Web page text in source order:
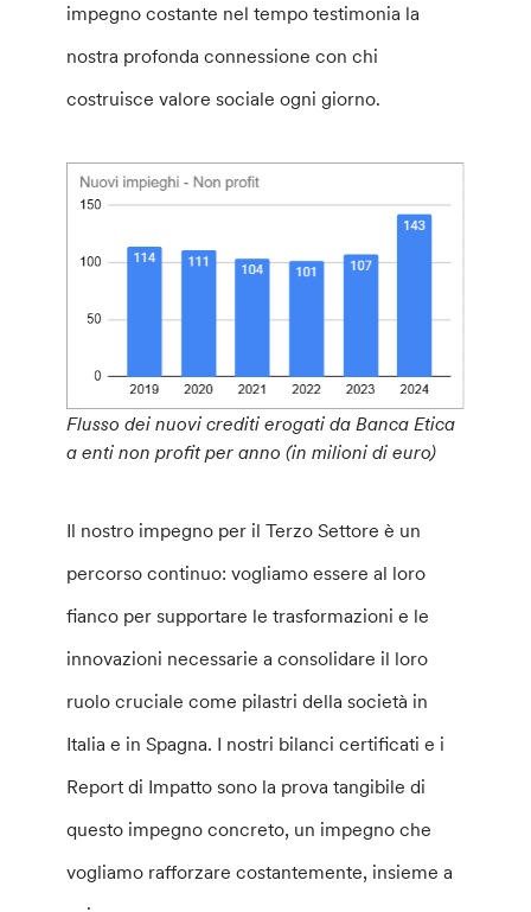
impegno costante nel tempo testimonia la
nostra profonda connessione con chi
costruisce valore sociale ogni giorno.
Flusso dei nuovi crediti erogati da Banca Etica
a enti non profit per anno (in milioni di euro)
Il nostro impegno per il Terzo Settore è un
percorso continuo: vogliamo essere al loro
fianco per supportare le trasformazioni e le
innovazioni necessarie a consolidare il loro
ruolo cruciale come pilastri della società in
Italia e in Spagna. I nostri bilanci certificati e i
Report di Impatto sono la prova tangibile di
questo impegno concreto, un impegno che
vogliamo rafforzare costantemente, insieme a